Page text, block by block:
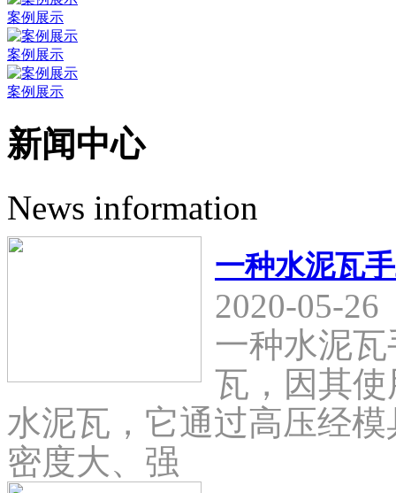
案例展示
案例展示
案例展示
新闻中心
News information
一种水泥瓦
2020-05-26
一种水泥
瓦，因其
水泥瓦，它通过高压经
密度大、强